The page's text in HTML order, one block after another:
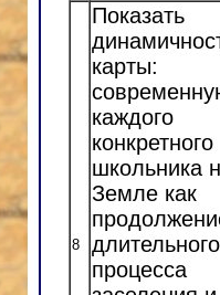
8
Показать
карты:
каждого
конкретного
школьника
Земле как
длительного
процесса